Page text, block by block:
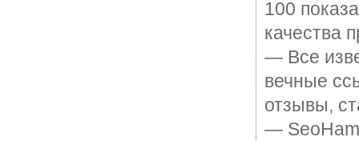
100
качества
— Все
вечные
отзывы,
—